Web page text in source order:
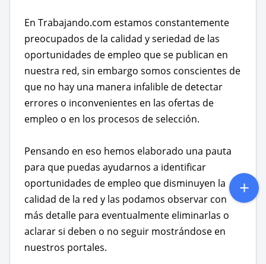
En Trabajando.com estamos constantemente
preocupados de la calidad y seriedad de las
oportunidades de empleo que se publican en
nuestra red, sin embargo somos conscientes de
que no hay una manera infalible de detectar
errores o inconvenientes en las ofertas de
empleo o en los procesos de selección.
Pensando en eso hemos elaborado una pauta
para que puedas ayudarnos a identificar
oportunidades de empleo que disminuyen la
calidad de la red y las podamos observar con
más detalle para eventualmente eliminarlas o
aclarar si deben o no seguir mostrándose en
nuestros portales.